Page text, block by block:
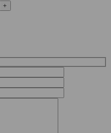
+